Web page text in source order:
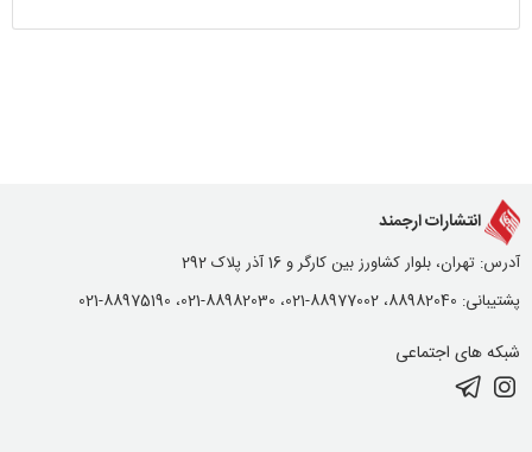
انتشارات ارجمند
آدرس: تهران، بلوار کشاورز بین کارگر و 16 آذر پلاک 292
پشتیبانی: 88982040، 88977002-021، 88982030-021، 88975190-021
شبکه های اجتماعی